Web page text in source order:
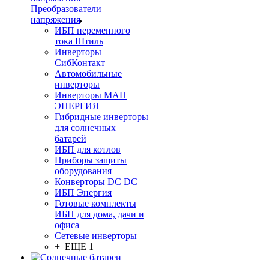
Преобразователи
напряжения
ИБП переменного
тока Штиль
Инверторы
СибКонтакт
Автомобильные
инверторы
Инверторы МАП
ЭНЕРГИЯ
Гибридные инверторы
для солнечных
батарей
ИБП для котлов
Приборы защиты
оборудования
Конверторы DC DC
ИБП Энергия
Готовые комплекты
ИБП для дома, дачи и
офиса
Сетевые инверторы
+ ЕЩЕ 1